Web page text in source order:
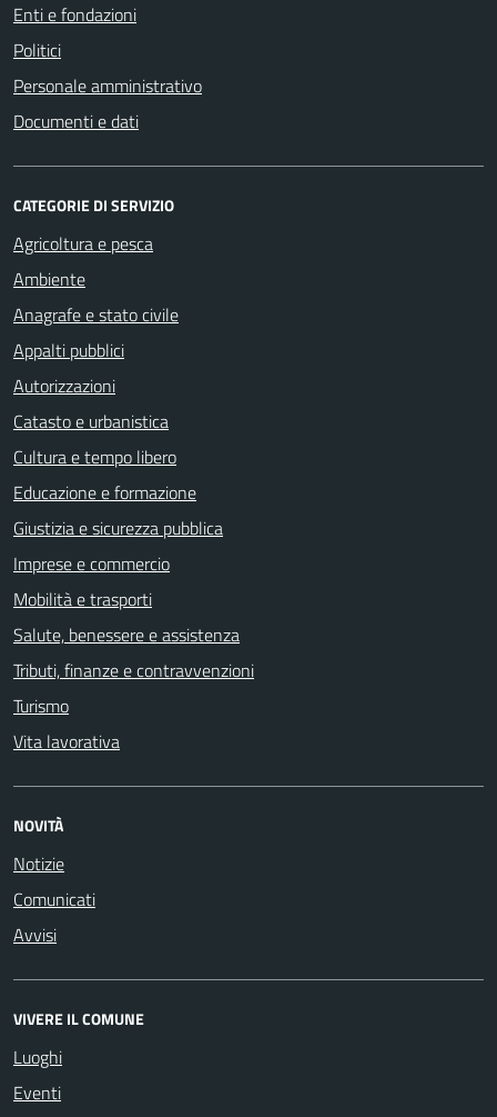
Enti e fondazioni
Politici
Personale amministrativo
Documenti e dati
CATEGORIE DI SERVIZIO
Agricoltura e pesca
Ambiente
Anagrafe e stato civile
Appalti pubblici
Autorizzazioni
Catasto e urbanistica
Cultura e tempo libero
Educazione e formazione
Giustizia e sicurezza pubblica
Imprese e commercio
Mobilità e trasporti
Salute, benessere e assistenza
Tributi, finanze e contravvenzioni
Turismo
Vita lavorativa
NOVITÀ
Notizie
Comunicati
Avvisi
VIVERE IL COMUNE
Luoghi
Eventi